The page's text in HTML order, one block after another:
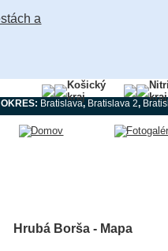
Košický
kraj
kraj
OKRES: Bratislava, Bratislava 2,
Hrubá Borša - Mapa